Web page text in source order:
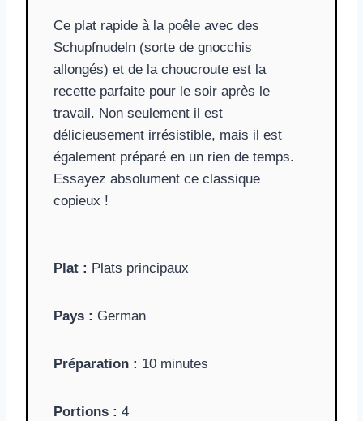
Ce plat rapide à la poêle avec des
Schupfnudeln (sorte de gnocchis
allongés) et de la choucroute est la
recette parfaite pour le soir après le
travail. Non seulement il est
délicieusement irrésistible, mais il est
également préparé en un rien de temps.
Essayez absolument ce classique
copieux !
Plat : Plats principaux
Pays : German
Préparation : 10 minutes
Portions : 4